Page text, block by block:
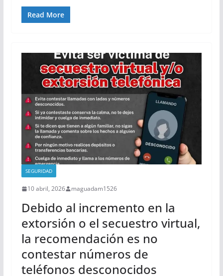
Read More
SEGURIDAD
10 abril, 2026 maguadam1526
Debido al incremento en la
extorsión o el secuestro virtual,
la recomendación es no
contestar números de
teléfonos desconocidos